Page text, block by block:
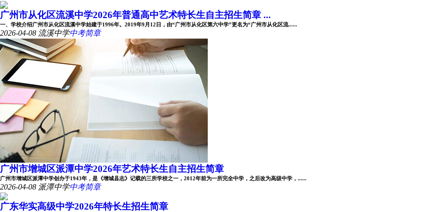
广州市从化区流溪中学2026年普通高中艺术特长生自主招生简章 ...
一、学校介绍广州市从化区流溪中学始建于1996年。2019年9月12日，由“广州市从化区第六中学”更名为“广州市从化区流......
2026-04-08 流溪中学中考简章
广州市增城区派潭中学2026年艺术特长生自主招生简章
广州市增城区派潭中学创办于1943年，是《增城县志》记载的三所学校之一，2012年前为一所完全中学，之后改为高级中学，......
2026-04-08 派潭中学中考简章
广东华实高级中学2026年特长生招生简章